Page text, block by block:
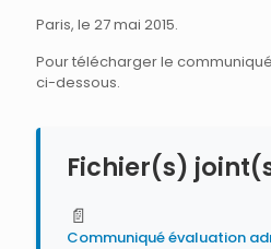
Paris, le 27 mai 2015.
Pour télécharger le
ci-dessous.
Fichier(s)
📄
Communiqué évaluation